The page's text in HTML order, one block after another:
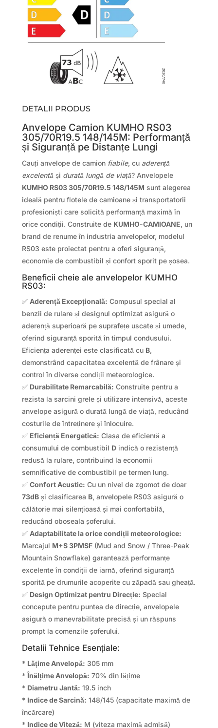
DETALII PRODUS
Anvelope Camion KUMHO RS03
305/70R19.5 148/145M: Performanță
și Siguranță pe Distanțe Lungi
Cauți anvelope de camion fiabile, cu aderență
excelentă și durată lungă de viață? Anvelopele
KUMHO RS03 305/70R19.5 148/145M sunt alegerea
ideală pentru flotele de camioane și transportatorii
profesioniști care solicită performanță maximă în
orice condiții. Construite de KUMHO-CAMIOANE, un
brand de renume în industria anvelopelor, modelul
RS03 este proiectat pentru a oferi siguranță,
economie de combustibil și confort sporit pe șosea.
Beneficii cheie ale anvelopelor KUMHO
RS03:
✅ Aderență Excepțională: Compusul special al
benzii de rulare și designul optimizat asigură o
aderență superioară pe suprafețe uscate și umede,
oferind siguranță sporită în timpul condusului.
Eficiența aderenței este clasificată cu B,
demonstrând capacitatea excelentă de frânare și
control în diverse condiții meteorologice.
✅ Durabilitate Remarcabilă: Construite pentru a
rezista la sarcini grele și utilizare intensivă, aceste
anvelope asigură o durată lungă de viață, reducând
costurile de întreținere și înlocuire.
✅ Eficiență Energetică: Clasa de eficiență a
consumului de combustibil Dindică o rezistență
redusă la rulare, contribuind la economii
semnificative de combustibil pe termen lung.
✅ Confort Acustic: Cu un nivel de zgomot de doar
73dBși clasificarea B, anvelopele RS03 asigură o
călătorie mai silențioasă și mai confortabilă,
reducând oboseala șoferului.
✅ Adaptabilitate la orice condiții meteorologice:
Marcajul M+S 3PMSF(Mud and Snow / Three-Peak
Mountain Snowflake) garantează performanțe
excelente în condiții de iarnă, oferind siguranță
sporită pe drumurile acoperite cu zăpadă sau gheață.
✅ Design Optimizat pentru Direcție: Special
concepute pentru puntea de direcție, anvelopele
asigură o manevrabilitate precisă și un răspuns
prompt la comenzile șoferului.
Detalii Tehnice Esențiale:
* Lățime Anvelopă: 305 mm
*Înălțime Anvelopă: 70% din lățime
* Diametru Jantă: 19.5 inch
* Indice de Sarcină: 148/145 (capacitate maximă de
încărcare)
* Indice de Viteză: M (viteza maximă admisă)